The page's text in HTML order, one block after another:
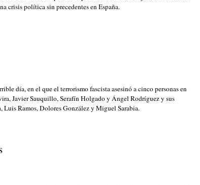
crisis política sin precedentes en España.
día, en el que el terrorismo fascista asesinó a cinco personas en
Javier Sauquillo, Serafín Holgado y Ángel Rodríguez y sus
Ramos, Dolores González y Miguel Sarabia.